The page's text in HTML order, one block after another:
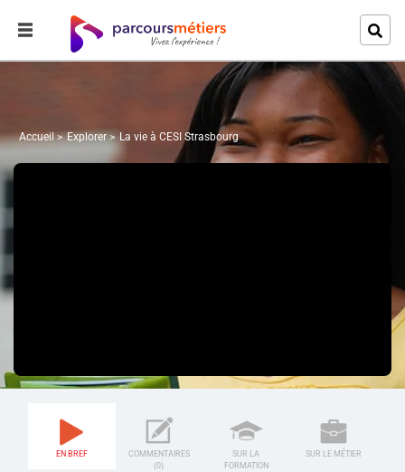
Accueil Explorer La vie à CESI Strasbourg
EN BREF
COMMENTAIRES
(0)
SUR LA
FORMATION
SUR LE MÉTIER